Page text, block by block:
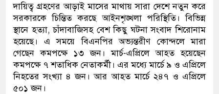
দায়িত্ব গ্রহণের আড়াই মাসের মাথায় সারা দেশে নতুন করে
সরকারকে চিন্তিত করছে আইনশৃঙ্খলা পরিস্থিতি। বিভিন্ন
স্থানে হত্যা, চাঁদাবাজিসহ বেশ কিছু ঘটনা সংবাদ শিরোনাম
হয়েছে। এ সময়ে বিএনপির অভ্যন্তরীণ কোন্দলে মারা
গেছেন কমপক্ষে ১৩ জন। মার্চ-এপ্রিলে আহত হয়েছেন
কমপক্ষে ৭ শতাধিক নেতাকর্মী। এর মধ্যে মার্চে ৯ ও এপ্রিলে
নিহতের সংখ্যা ৪ জন। আর আহত মার্চে ২৪৭ ও এপ্রিলে
৫০১ জন।